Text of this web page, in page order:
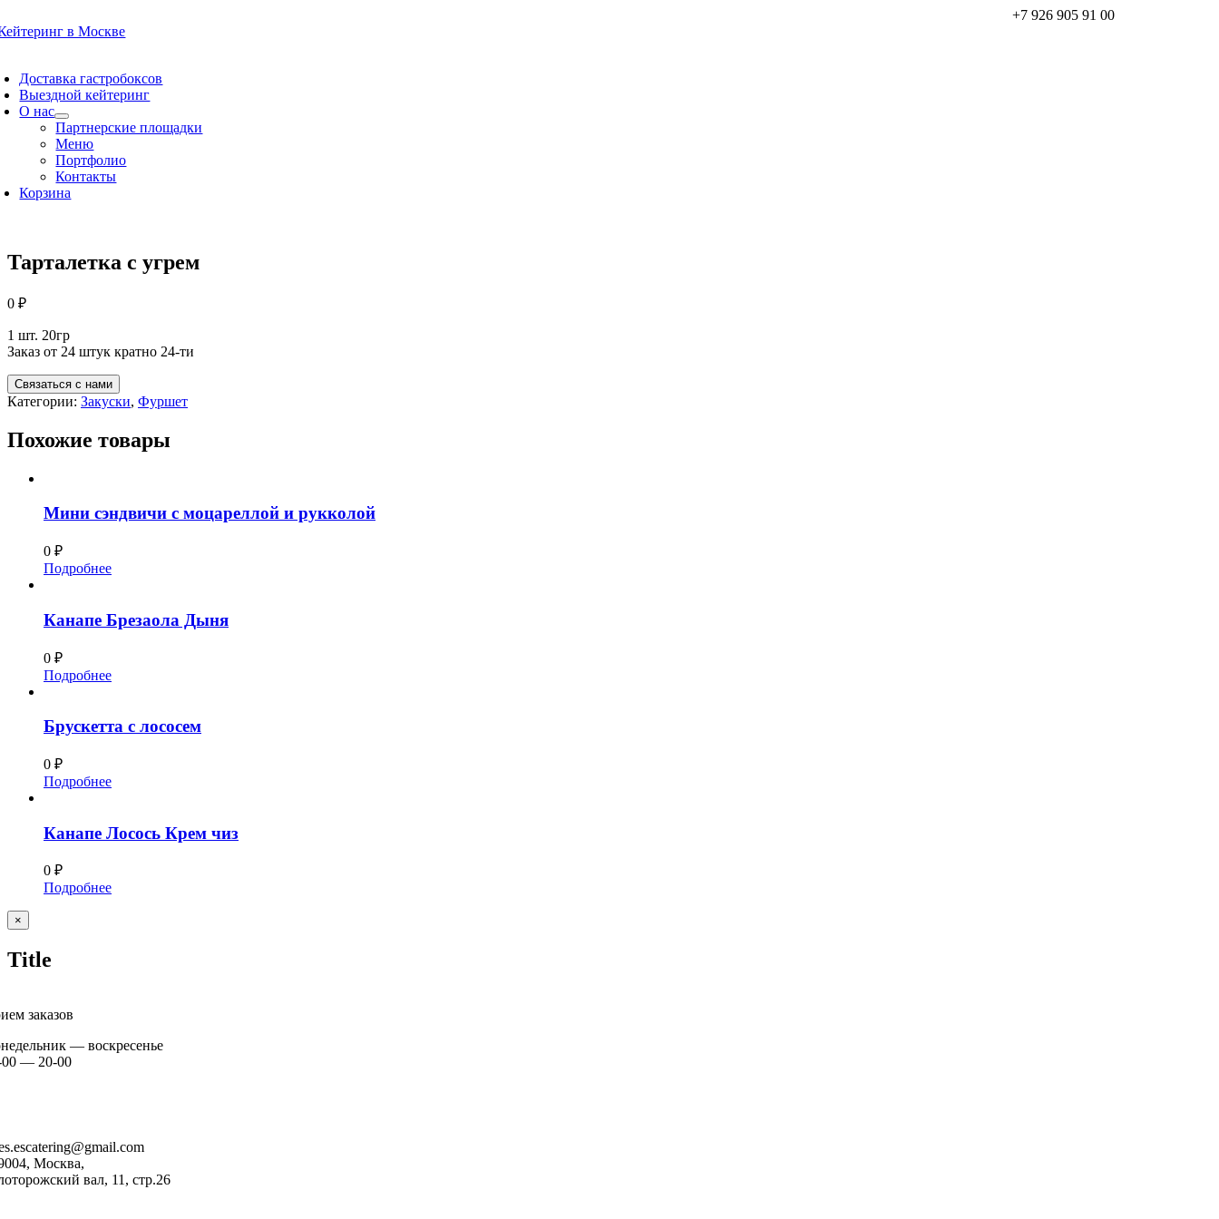
to
+7 926 905 91 00
Доставка гастробоксов
Выездной кейтеринг
О нас
Партнерские площадки
Меню
Портфолио
Контакты
Корзина
Тарталетка с угрем
0 ₽
1 шт. 20гр
Заказ от 24 штук кратно 24-ти
Связаться с нами
Категории: Закуски, Фуршет
Похожие товары
Мини сэндвичи с моцареллой и рукколой
0 ₽
Подробнее
Канапе Брезаола Дыня
0 ₽
Подробнее
Брускетта с лососем
0 ₽
Подробнее
Канапе Лосось Крем чиз
0 ₽
Подробнее
Close
product
×
Title
заказов
— воскресенье
00 — 20-00
Москва,
вал, 11, стр.26